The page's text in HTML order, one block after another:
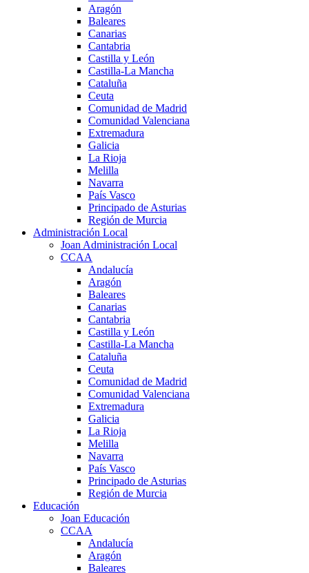
Aragón
Baleares
Canarias
Cantabria
Castilla y León
Castilla-La Mancha
Cataluña
Ceuta
Comunidad de Madrid
Comunidad Valenciana
Extremadura
Galicia
La Rioja
Melilla
Navarra
País Vasco
Principado de Asturias
Región de Murcia
Administración Local
Joan Administración Local
CCAA
Andalucía
Aragón
Baleares
Canarias
Cantabria
Castilla y León
Castilla-La Mancha
Cataluña
Ceuta
Comunidad de Madrid
Comunidad Valenciana
Extremadura
Galicia
La Rioja
Melilla
Navarra
País Vasco
Principado de Asturias
Región de Murcia
Educación
Joan Educación
CCAA
Andalucía
Aragón
Baleares